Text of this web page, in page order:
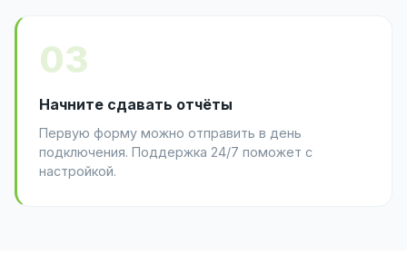
03
Начните сдавать отчёты
Первую форму можно отправить в день
подключения. Поддержка 24/7 поможет с
настройкой.